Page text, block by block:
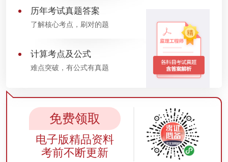
历年考试真题答案
了解核心考点，刷对的题
计算考点及公式
难点突破，有公式有真题
免费领取
电子版精品资料
考前不断更新